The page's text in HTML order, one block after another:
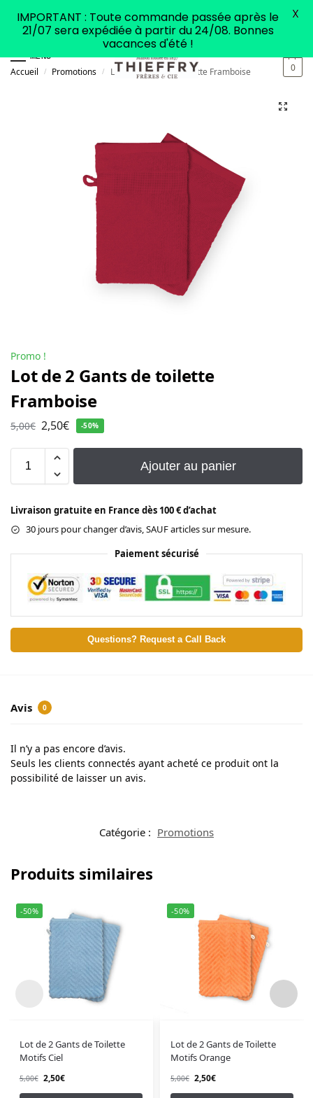
MENU
0
Accueil / Promotions / Lot de 2 Gants de toilette Framboise
Promo !
Lot de 2 Gants de toilette
Framboise
5,00€ 2,50€ -50%
Ajouter au panier
Livraison gratuite en France dès 100 € d’achat
30 jours pour changer d’avis, SAUF articles sur mesure.
Paiement sécurisé
Questions? Request a Call Back
Avis 0
Il n’y a pas encore d’avis.
Seuls les clients connectés ayant acheté ce produit ont la
possibilité de laisser un avis.
Catégorie : Promotions
Produits similaires
-50%
Lot de 2 Gants de Toilette
Motifs Ciel
5,00€ 2,50€
-50%
Lot de 2 Gants de Toilette
Motifs Orange
5,00€ 2,50€
IMPORTANT : Toute commande passée après le
21/07 sera expédiée à partir du 24/08. Bonnes
vacances d'été !
X